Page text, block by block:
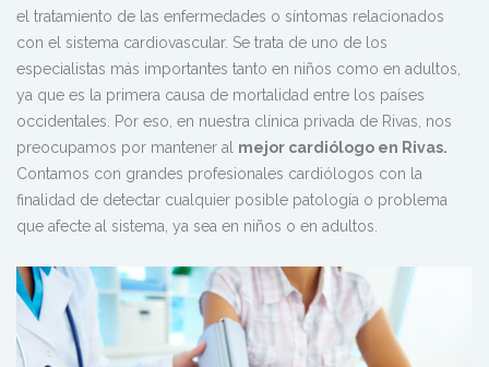
el tratamiento de las enfermedades o síntomas relacionados
con el sistema cardiovascular. Se trata de uno de los
especialistas más importantes tanto en niños como en adultos,
ya que es la primera causa de mortalidad entre los países
occidentales. Por eso, en nuestra clínica privada de Rivas, nos
preocupamos por mantener al mejor cardiólogo en Rivas.
Contamos con grandes profesionales cardiólogos con la
finalidad de detectar cualquier posible patología o problema
que afecte al sistema, ya sea en niños o en adultos.